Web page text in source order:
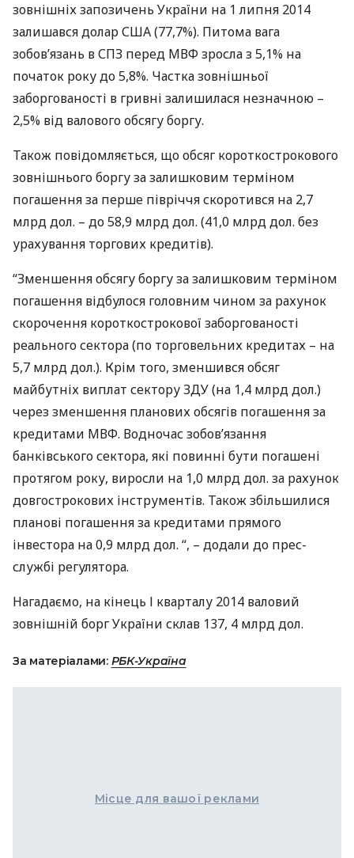
зовнішніх запозичень України на 1 липня 2014
залишався доларСША(77,7%). Питома вага
зобов’язань вСПЗ перед МВФзросла з 5,1% на
початок року до 5,8%. Частка зовнішньої
заборгованості в гривні залишилася незначною –
2,5% від валового обсягу боргу.
Також повідомляється, що обсяг короткострокового
зовнішнього боргу за залишковим терміном
погашення за перше півріччя скоротився на 2,7
млрд дол. – до 58,9 млрд дол. (41,0 млрд дол. без
урахування торгових кредитів).
“Зменшення обсягу боргу за залишковим терміном
погашення відбулося головним чином за рахунок
скорочення короткострокової заборгованості
реального сектора (по торговельних кредитах – на
5,7 млрд дол.). Крім того, зменшився обсяг
майбутніх виплат секторуЗДУ(на 1,4 млрд дол.)
через зменшення планових обсягів погашення за
кредитами МВФ. Водночас зобов’язання
банківського сектора, які повинні бути погашені
протягом року, виросли на 1,0 млрд дол. за рахунок
довгострокових інструментів. Також збільшилися
планові погашення за кредитами прямого
інвестора на 0,9 млрд дол. “, – додали до прес-
службі регулятора.
Нагадаємо, на кінець І кварталу 2014 валовий
зовнішній борг України склав 137, 4 млрд дол.
За матеріалами: РБК-Україна
Місце для вашої реклами